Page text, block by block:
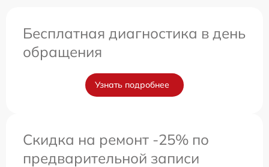
Бесплатная диагностика в день
обращения
Узнать подробнее
Скидка на ремонт -25% по
предварительной записи